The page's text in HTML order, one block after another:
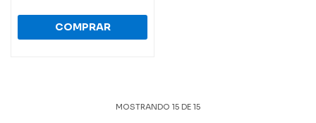
MOSTRANDO 15 DE 15